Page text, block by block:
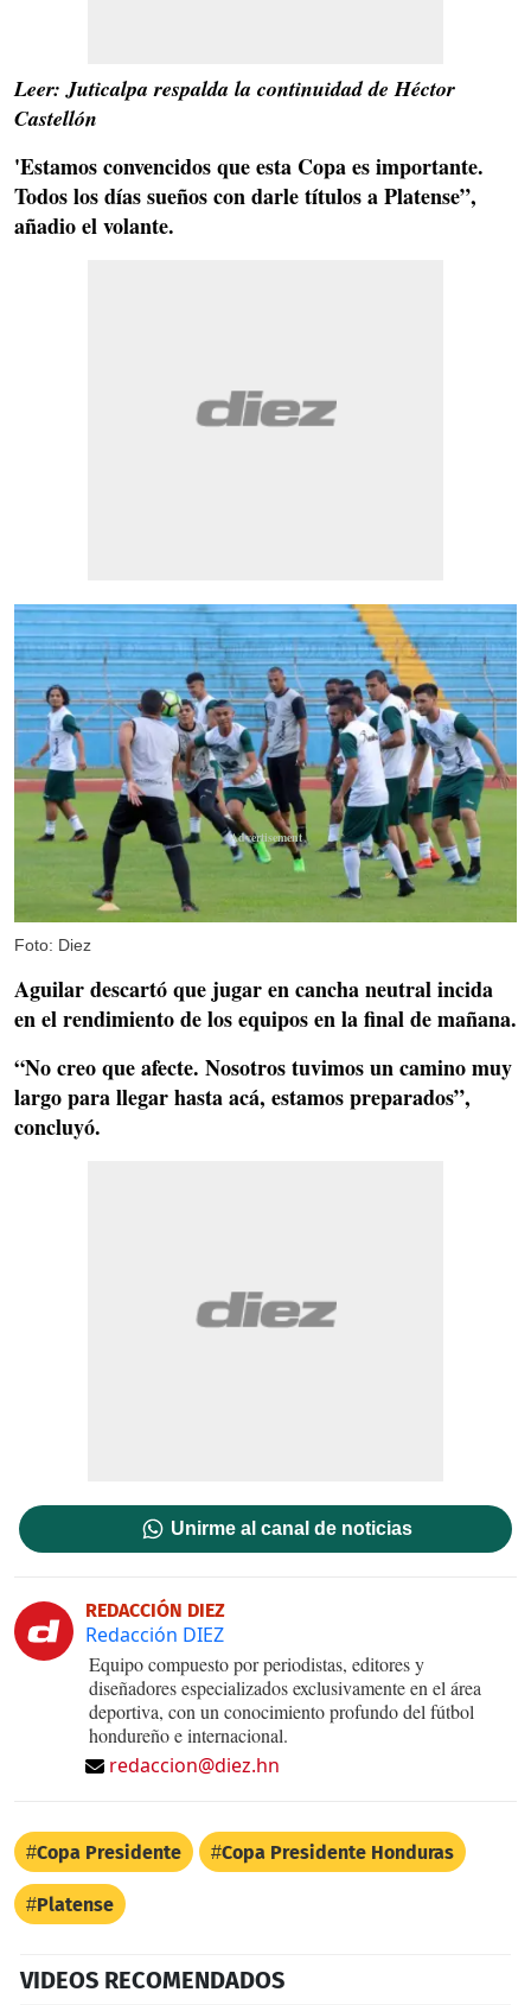
Leer: Juticalpa respalda la continuidad de Héctor
Castellón
'Estamos convencidos que esta Copaes importante.
Todos los días sueños con darle títulos aPlatense”,
añadio el volante.
Foto: Diez
Aguilardescartó que jugar en cancha neutral incida
en el rendimiento de los equipos en la final de mañana.
“No creo que afecte. Nosotros tuvimos un camino muy
largo para llegar hasta acá, estamos preparados”,
concluyó.
Unirme al canal de noticias
REDACCIÓN DIEZ
Redacción DIEZ
Equipo compuesto por periodistas, editores y
diseñadores especializados exclusivamente en el área
deportiva, con un conocimiento profundo del fútbol
hondureño e internacional.
redaccion@diez.hn
Copa Presidente Copa Presidente Honduras
Platense
VIDEOS RECOMENDADOS